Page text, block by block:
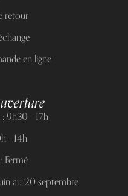
retour
en ligne
9h30 - 17h
- 14h
Fermé
au 20 septembre